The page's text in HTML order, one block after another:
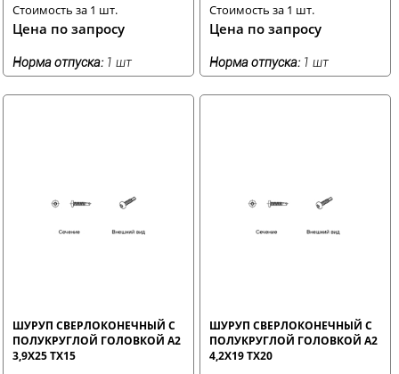
Стоимость за 1 шт.
Цена по запросу
Норма отпуска: 1 шт
Стоимость за 1 шт.
Цена по запросу
Норма отпуска: 1 шт
ШУРУП СВЕРЛОКОНЕЧНЫЙ С
ПОЛУКРУГЛОЙ ГОЛОВКОЙ A2
3,9X25 TX15
ШУРУП СВЕРЛОКОНЕЧНЫЙ С
ПОЛУКРУГЛОЙ ГОЛОВКОЙ A2
4,2X19 TX20